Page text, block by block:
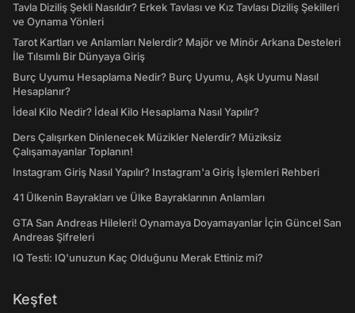
Tavla Diziliş Şekli Nasıldır? Erkek Tavlası ve Kız Tavlası Diziliş Şekilleri
ve Oynama Yönleri
Tarot Kartları ve Anlamları Nelerdir? Majör ve Minör Arkana Desteleri
İle Tılsımlı Bir Dünyaya Giriş
Burç Uyumu Hesaplama Nedir? Burç Uyumu, Aşk Uyumu Nasıl
Hesaplanır?
İdeal Kilo Nedir? İdeal Kilo Hesaplama Nasıl Yapılır?
Ders Çalışırken Dinlenecek Müzikler Nelerdir? Müziksiz
Çalışamayanlar Toplanın!
Instagram Giriş Nasıl Yapılır? Instagram'a Giriş İşlemleri Rehberi
41 Ülkenin Bayrakları ve Ülke Bayraklarının Anlamları
GTA San Andreas Hileleri! Oynamaya Doyamayanlar İçin Güncel San
Andreas Şifreleri
IQ Testi: IQ'unuzun Kaç Olduğunu Merak Ettiniz mi?
Keşfet